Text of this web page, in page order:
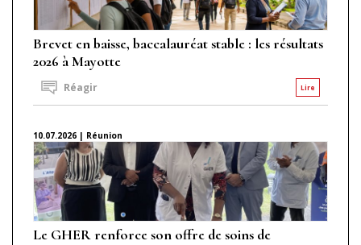
Brevet en baisse, baccalauréat stable : les résultats
2026 à Mayotte
Lire
Réagir
10.07.2026 | Réunion
Le GHER renforce son offre de soins de